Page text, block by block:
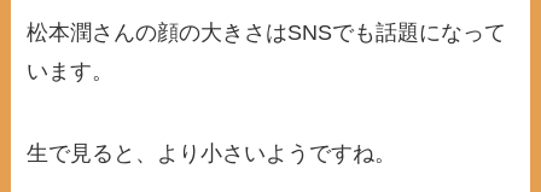
松本潤さんの顔の大きさはSNSでも話題になって
います。
生で見ると、より小さいようですね。